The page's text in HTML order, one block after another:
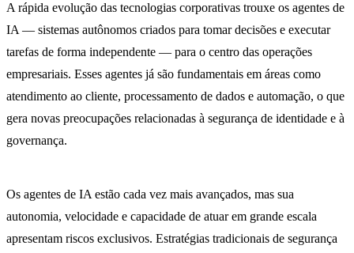
A rápida evolução das tecnologias corporativas trouxe os agentes de
IA — sistemas autônomos criados para tomar decisões e executar
tarefas de forma independente — para o centro das operações
empresariais. Esses agentes já são fundamentais em áreas como
atendimento ao cliente, processamento de dados e automação, o que
gera novas preocupações relacionadas à segurança de identidade e à
governança.
Os agentes de IA estão cada vez mais avançados, mas sua
autonomia, velocidade e capacidade de atuar em grande escala
apresentam riscos exclusivos. Estratégias tradicionais de segurança